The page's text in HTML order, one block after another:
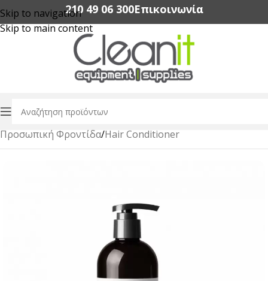
Skip to navigation
Skip to main content
210 49 06 300‬Επικοινωνία
Αρχική σελίδα/Amenities Ξενοδοχείων
Προσωπική Φροντίδα/Hair Conditioner